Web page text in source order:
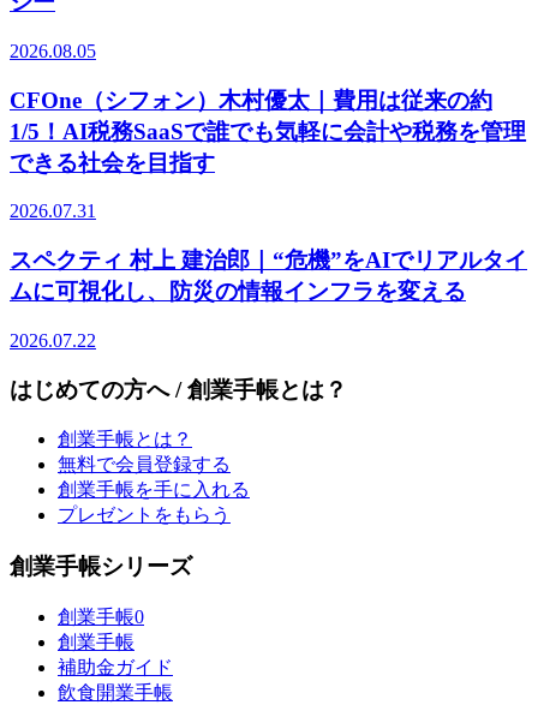
2026.08.05
CFOne（シフォン）木村優太｜費用は従来の約
1/5！AI税務SaaSで誰でも気軽に会計や税務を管理
できる社会を目指す
2026.07.31
スペクティ 村上 建治郎｜“危機”をAIでリアルタイ
ムに可視化し、防災の情報インフラを変える
2026.07.22
はじめての方へ / 創業手帳とは？
創業手帳とは？
無料で会員登録する
創業手帳を手に入れる
プレゼントをもらう
創業手帳シリーズ
創業手帳0
創業手帳
補助金ガイド
飲食開業手帳